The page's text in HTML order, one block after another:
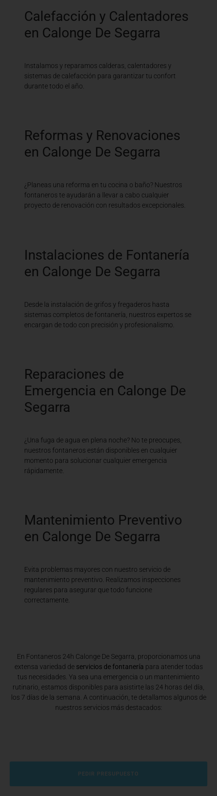
Calefacción y Calentadores
en Calonge De Segarra
Instalamos y reparamos calderas, calentadores y
sistemas de calefacción para garantizar tu confort
durante todo el año.
Reformas y Renovaciones
en Calonge De Segarra
¿Planeas una reforma en tu cocina o baño? Nuestros
fontaneros te ayudarán a llevar a cabo cualquier
proyecto de renovación con resultados excepcionales.
Instalaciones de Fontanería
en Calonge De Segarra
Desde la instalación de grifos y fregaderos hasta
sistemas completos de fontanería, nuestros expertos se
encargan de todo con precisión y profesionalismo.
Reparaciones de
Emergencia en Calonge De
Segarra
¿Una fuga de agua en plena noche? No te preocupes,
nuestros fontaneros están disponibles en cualquier
momento para solucionar cualquier emergencia
rápidamente.
Mantenimiento Preventivo
en Calonge De Segarra
Evita problemas mayores con nuestro servicio de
mantenimiento preventivo. Realizamos inspecciones
regulares para asegurar que todo funcione
correctamente.
En Fontaneros 24h Calonge De Segarra , proporcionamos una
extensa variedad de servicios de fontanería para atender todas
tus necesidades. Ya sea una emergencia o un mantenimiento
rutinario, estamos disponibles para asistirte las 24 horas del día,
los 7 días de la semana. A continuación, te detallamos algunos de
nuestros servicios más destacados:
PEDIR PRESUPUESTO